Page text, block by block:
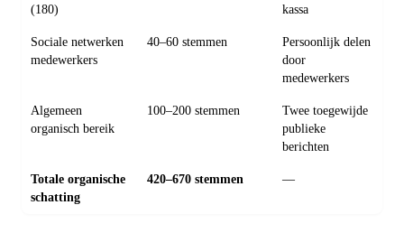
(180)
kassa
Sociale netwerken
medewerkers
40–60 stemmen
Persoonlijk delen
door
medewerkers
Algemeen
organisch bereik
100–200 stemmen
Twee toegewijde
publieke
berichten
Totale organische
schatting
420–670 stemmen —